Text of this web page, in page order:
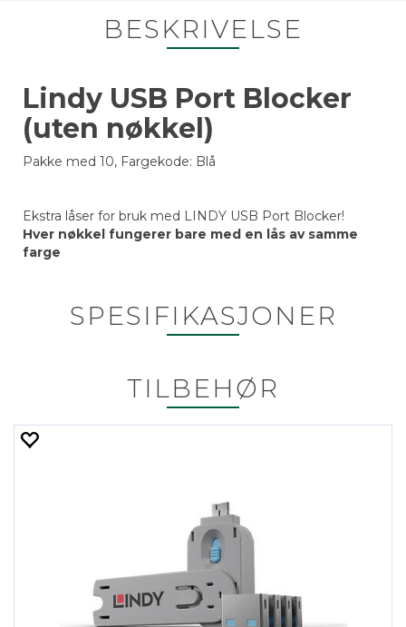
BESKRIVELSE
Lindy USB Port Blocker
(uten nøkkel)
Pakke med 10, Fargekode: Blå
Ekstra låser for bruk med LINDY USB Port Blocker!
Hver nøkkel fungerer bare med en lås av samme
farge
SPESIFIKASJONER
TILBEHØR